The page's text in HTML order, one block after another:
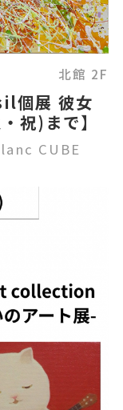
北館 2F
個展 彼女
祝)まで】
CUBE